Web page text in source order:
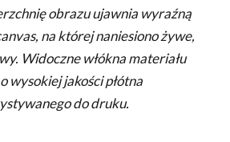
obrazu ujawnia wyraźną
na której naniesiono żywe,
Widoczne włókna materiału
wysokiej jakości płótna
do druku.